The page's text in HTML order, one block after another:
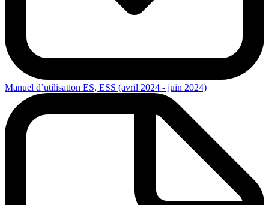
Manuel d’utilisation ES, ESS (avril 2024 - juin 2024)